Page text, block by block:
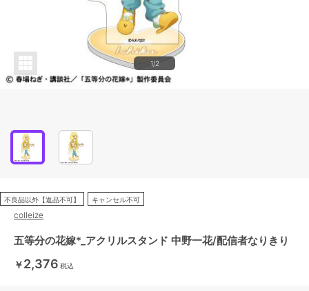
1/2
不良品以外【返品不可】 キャンセル不可
colleize
五等分の花嫁*_アクリルスタンド 中野一花/配信者なりきり
￥2,376 税込